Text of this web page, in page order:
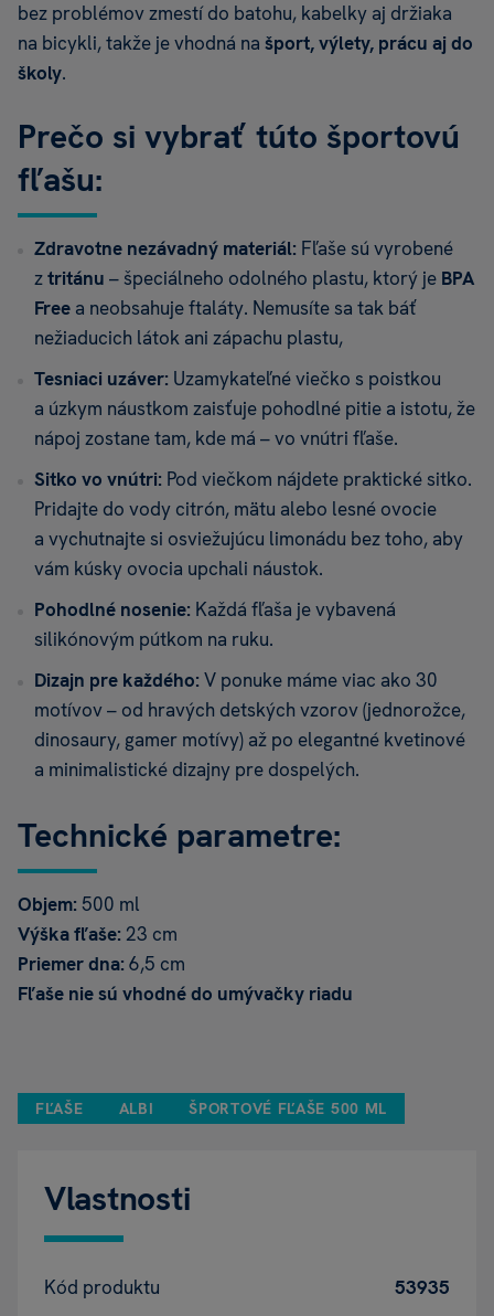
bez problémov zmestí do batohu, kabelky aj držiaka
na bicykli, takže je vhodná na šport, výlety, prácu aj do
školy.
Prečo si vybrať túto športovú
fľašu:
Zdravotne nezávadný materiál: Fľaše sú vyrobené
ztritánu – špeciálneho odolného plastu, ktorý je BPA
Free a neobsahuje ftaláty. Nemusíte sa tak báť
nežiaducich látok ani zápachu plastu,
Tesniaci uzáver: Uzamykateľné viečko s poistkou
a úzkym náustkom zaisťuje pohodlné pitie a istotu, že
nápoj zostane tam, kde má – vo vnútri fľaše.
Sitko vo vnútri: Pod viečkom nájdete praktické sitko.
Pridajte do vody citrón, mätu alebo lesné ovocie
a vychutnajte si osviežujúcu limonádu bez toho, aby
vám kúsky ovocia upchali náustok.
Pohodlné nosenie: Každá fľaša je vybavená
silikónovým pútkom na ruku.
Dizajn pre každého: V ponuke máme viac ako 30
motívov – od hravých detských vzorov (jednorožce,
dinosaury, gamer motívy) až po elegantné kvetinové
a minimalistické dizajny pre dospelých.
Technické parametre:
Objem: 500 ml
Výška fľaše: 23 cm
Priemer dna: 6,5 cm
Fľaše nie sú vhodné do umývačky riadu
FĽAŠE ALBI ŠPORTOVÉ FĽAŠE 500 ML
Vlastnosti
Kód produktu 53935